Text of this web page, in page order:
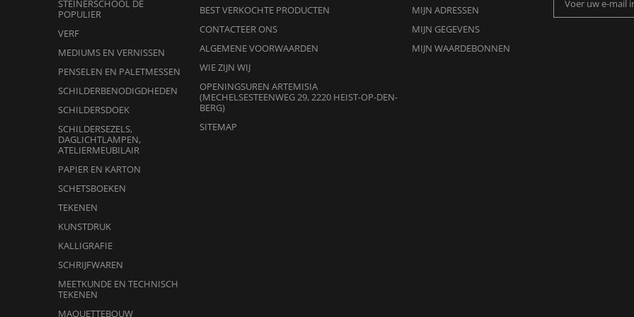
PLASTIC MENGSCHAALTJES
PER 3
0,99 €
STEINERSCHOOL DE
POPULIER
VERF
MEDIUMS EN VERNISSEN
PENSELEN EN PALETMESSEN
SCHILDERBENODIGDHEDEN
SCHILDERSDOEK
SCHILDERSEZELS,
DAGLICHTLAMPEN,
ATELIERMEUBILAIR
PAPIER EN KARTON
SCHETSBOEKEN
TEKENEN
KUNSTDRUK
KALLIGRAFIE
SCHRIJFWAREN
MEETKUNDE EN TECHNISCH
TEKENEN
MAQUETTEBOUW
BEST VERKOCHTE PRODUCTEN
CONTACTEER ONS
ALGEMENE VOORWAARDEN
WIE ZIJN WIJ
OPENINGSUREN ARTEMISIA
(MECHELSESTEENWEG 29, 2220 HEIST-OP-DEN-
BERG)
SITEMAP
MIJN ADRESSEN
MIJN GEGEVENS
MIJN WAARDEBONNEN